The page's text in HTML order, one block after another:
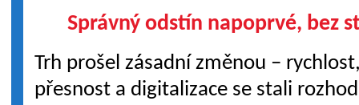
Správný odstín napoprvé, bez
Trh prošel zásadní změnou –
přesnost a digitalizace se stali